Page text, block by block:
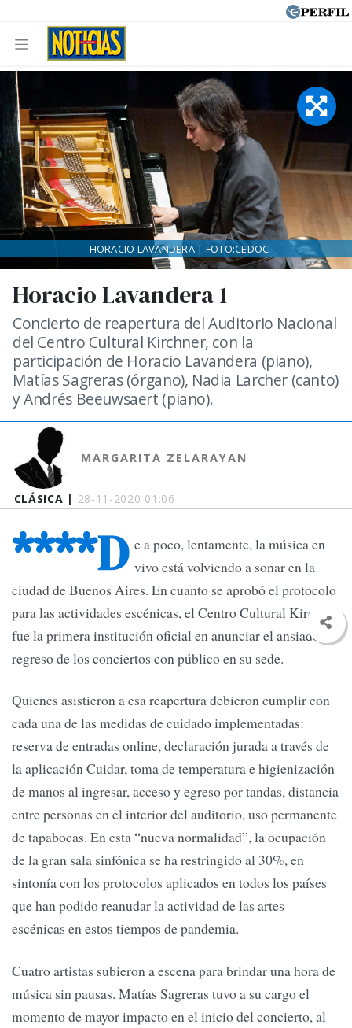
CLÁSICA | 28-11-2020 01:06
Horacio Lavandera 1
Concierto de reapertura del Auditorio Nacional
del Centro Cultural Kirchner, con la
participación de Horacio Lavandera (piano),
Matías Sagreras (órgano), Nadia Larcher (canto)
y Andrés Beeuwsaert (piano).
MARGARITA ZELARAYAN
HORACIO LAVANDERA | FOTO:CEDOC
****D e a poco, lentamente, la música en
vivo está volviendo a sonar en la
ciudad de Buenos Aires. En cuanto se aprobó el protocolo
para las actividades escénicas, el Centro Cultural Kirchner
fue la primera institución oficial en anunciar el ansiado
regreso de los conciertos con público en su sede.
Quienes asistieron a esa reapertura debieron cumplir con
cada una de las medidas de cuidado implementadas:
reserva de entradas online, declaración jurada a través de
la aplicación Cuidar, toma de temperatura e higienización
de manos al ingresar, acceso y egreso por tandas, distancia
entre personas en el interior del auditorio, uso permanente
de tapabocas. En esta “nueva normalidad”, la ocupación
de la gran sala sinfónica se ha restringido al 30%, en
sintonía con los protocolos aplicados en todos los países
que han podido reanudar la actividad de las artes
escénicas en estos tiempos de pandemia.
Cuatro artistas subieron a escena para brindar una hora de
música sin pausas. Matías Sagreras tuvo a su cargo el
momento de mayor impacto en el inicio del concierto, al